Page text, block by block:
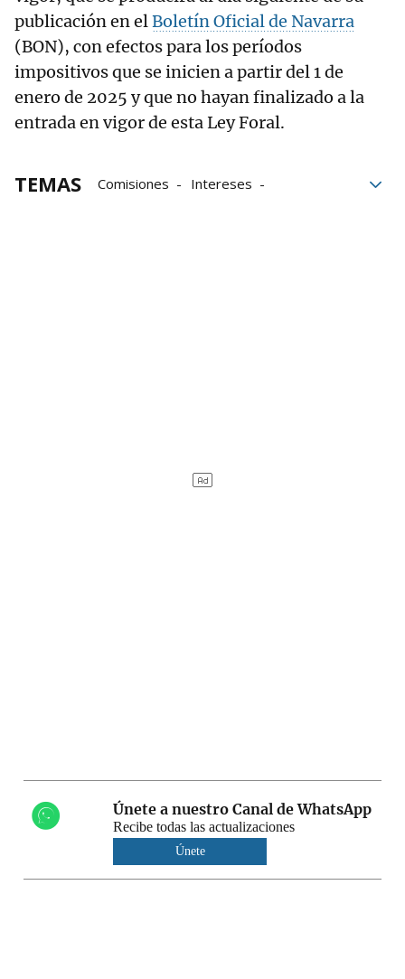
publicación en elBoletín Oficial de Navarra
(BON), con efectos para los períodos
impositivos que se inicien a partir del 1 de
enero de 2025 y que no hayan finalizado a la
entrada en vigor de esta Ley Foral.
TEMAS Comisiones
Intereses
Únete a nuestro Canal de WhatsApp
Recibe todas las actualizaciones
Únete